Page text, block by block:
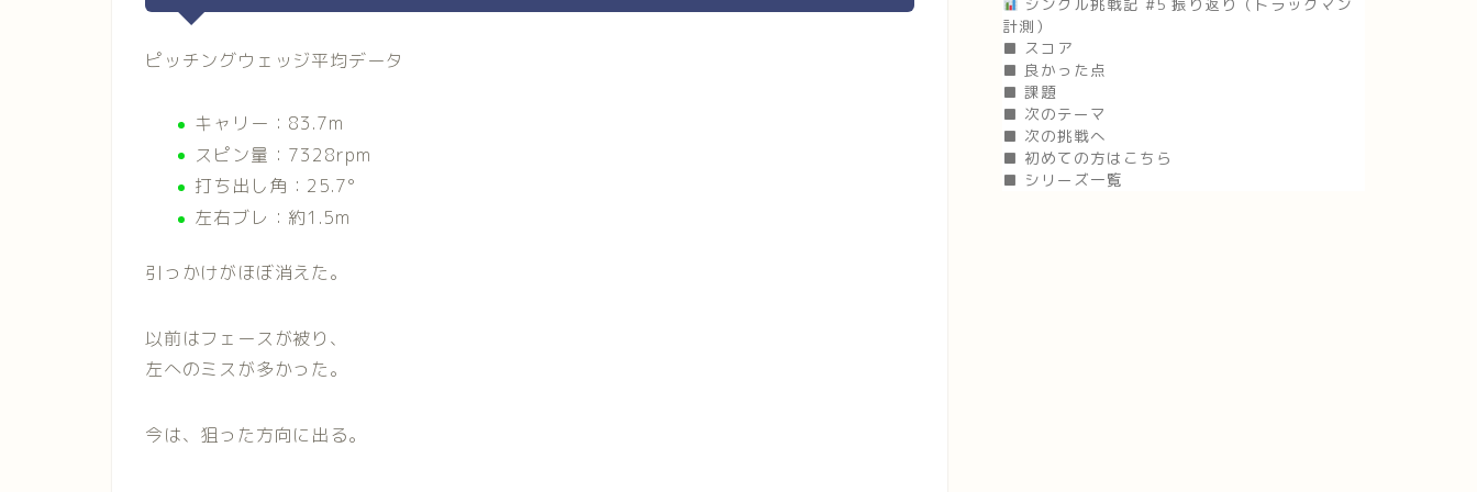
ピッチングウェッジ平均データ
キャリー：83.7m
スピン量：7328rpm
打ち出し角：25.7°
左右ブレ：約1.5m
引っかけがほぼ消えた。
以前はフェースが被り、
左へのミスが多かった。
今は、狙った方向に出る。
計測）
■ スコア
■ 良かった点
■ 課題
■ 次のテーマ
■ 次の挑戦へ
■ 初めての方はこちら
■ シリーズ一覧